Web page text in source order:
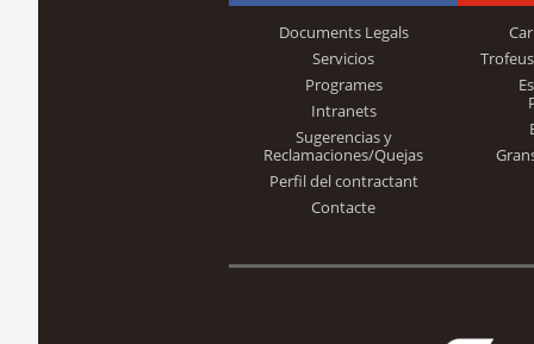
Documents Legals
Servicios
Programes
Intranets
Sugerencias y
Reclamaciones/Quejas
Perfil del contractant
Contacte